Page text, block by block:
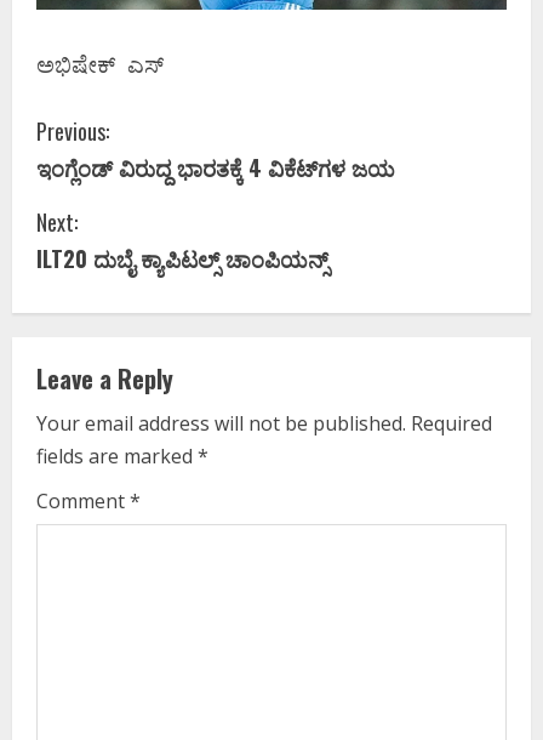
ಅಭಿಷೇಕ್‌ ‌ ಎಸ್
C
o
n
n
u
e
R
Previous:
ಇಂಗ್ಲೆಂಡ್‌ ವಿರುದ್ದ ಭಾರತಕ್ಕೆ 4 ವಿಕೆಟ್‌ಗಳ ಜಯ
Next:
ILT20 ದುಬೈ ಕ್ಯಾಪಿಟಲ್ಸ್‌ ಚಾಂಪಿಯನ್ಸ್‌
Leave a Reply
Your email address will not be published. Required
fields are marked *
Comment*